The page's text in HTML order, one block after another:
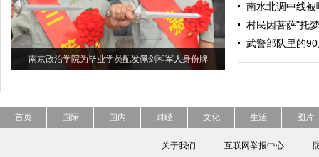
南京政治学院为毕业学员配发佩剑和军人身份牌
南水北调中线
村民因菩萨"托
武警部队里的90
首页 国际 国内 财经 文化 生活 图片
关于我们 互联网举报中心